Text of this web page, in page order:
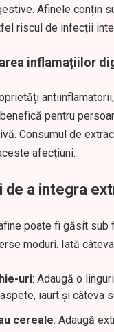
Afinele conțin
riscul de infecții
inflamațiilor
pentru
Consumul de
afecțiuni.
de a integra
poate fi găsit sub
moduri. Iată
uri: Adaugă o
iaurt și câteva
cereale: Adaugă